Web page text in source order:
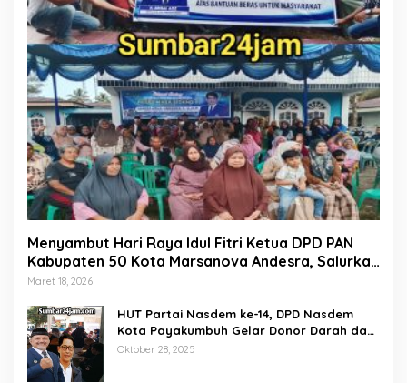
Menyambut Hari Raya Idul Fitri Ketua DPD PAN
Kabupaten 50 Kota Marsanova Andesra, Salurkan
Empat Ton Bantuan Beras Untuk Masyarakat
Maret 18, 2026
HUT Partai Nasdem ke-14, DPD Nasdem
Kota Payakumbuh Gelar Donor Darah dan
Pemeriksaan Kesehatan Gratis
Oktober 28, 2025